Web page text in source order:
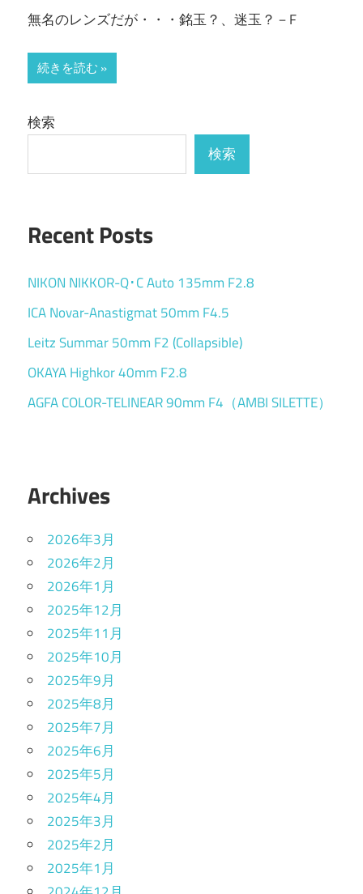
無名のレンズだが・・・銘玉？、迷玉？－F
続きを読む
検索
検索
Recent Posts
NIKON NIKKOR-Q･C Auto 135mm F2.8
ICA Novar-Anastigmat 50mm F4.5
Leitz Summar 50mm F2 (Collapsible)
OKAYA Highkor 40mm F2.8
AGFA COLOR-TELINEAR 90mm F4（AMBI SILETTE）
Archives
2026年3月
2026年2月
2026年1月
2025年12月
2025年11月
2025年10月
2025年9月
2025年8月
2025年7月
2025年6月
2025年5月
2025年4月
2025年3月
2025年2月
2025年1月